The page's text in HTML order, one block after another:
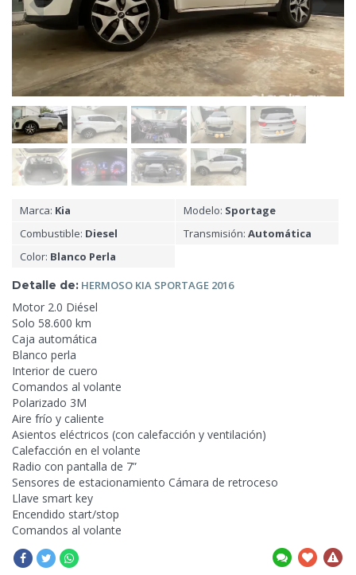
Marca: Kia Modelo: Sportage
Combustible: Diesel Transmisión: Automática
Color: Blanco Perla
Detalle de: HERMOSO KIA SPORTAGE 2016
Motor 2.0 Diésel
Solo 58.600 km
Caja automática
Blanco perla
Interior de cuero
Comandos al volante
Polarizado 3M
Aire frío y caliente
Asientos eléctricos (con calefacción y ventilación)
Calefacción en el volante
Radio con pantalla de 7”
Sensores de estacionamiento Cámara de retroceso
Llave smart key
Encendido start/stop
Comandos al volante